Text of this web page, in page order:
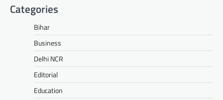
Categories
Bihar
Business
Delhi NCR
Editorial
Education